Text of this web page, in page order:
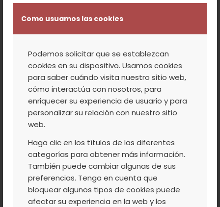
Como usuamos las cookies
Podemos solicitar que se establezcan
cookies en su dispositivo. Usamos cookies
para saber cuándo visita nuestro sitio web,
cómo interactúa con nosotros, para
enriquecer su experiencia de usuario y para
personalizar su relación con nuestro sitio
web.
Haga clic en los títulos de las diferentes
categorías para obtener más información.
También puede cambiar algunas de sus
preferencias. Tenga en cuenta que
bloquear algunos tipos de cookies puede
afectar su experiencia en la web y los